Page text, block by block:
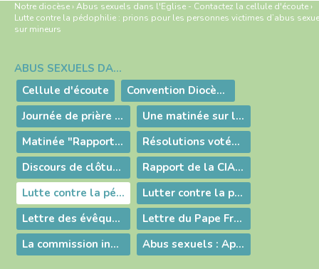
Notre diocèse ›Abus sexuels dans l'Eglise - Contactez la cellule d'écoute ›
Lutte contre la pédophilie : prions pour les personnes victimes d’abus
sur mineurs
Navigation
ABUS SEXUELS DANS L'EGLISE - CONTACTEZ LA CELLULE D'ÉCOUTE
Cellule d'écoute
Convention Diocèse-AVEMA - signature 2022
Journée de prière pour les personnes victimes de violence ou d’abus
Une matinée sur le rapport de la CIASE
Matinée "Rapport de la CIASE"
Résolutions votées par les évêques de France
Discours de clôture de l’Assemblée plénière de la Conférence des évêques de France
Rapport de la CIASE : Tristesse, honte et compassion
Lutte contre la pédophilie : prions pour les personnes victimes d’abus sexuels sur mineurs
Lutter contre la pédophilie
Lettre des évêques de France aux catholiques sur la lutte contre la pédophilie
Lettre du Pape François au Peuple de Dieu
La commission indépendante sur les abus sexuels dans l'Eglise
Abus sexuels : Appel à témoignage